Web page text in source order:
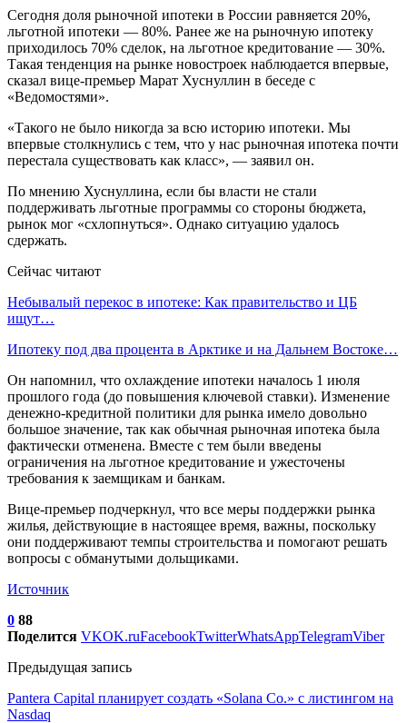
Сегодня доля рыночной ипотеки в России равняется 20%,
льготной ипотеки — 80%. Ранее же на рыночную ипотеку
приходилось 70% сделок, на льготное кредитование — 30%.
Такая тенденция на рынке новостроек наблюдается впервые,
сказал вице-премьер Марат Хуснуллин в беседе с
«Ведомостями».
«Такого не было никогда за всю историю ипотеки. Мы
впервые столкнулись с тем, что у нас рыночная ипотека почти
перестала существовать как класс», — заявил он.
По мнению Хуснуллина, если бы власти не стали
поддерживать льготные программы со стороны бюджета,
рынок мог «схлопнуться». Однако ситуацию удалось
сдержать.
Сейчас читают
Небывалый перекос в ипотеке: Как правительство и ЦБ
ищут…
Ипотеку под два процента в Арктике и на Дальнем Востоке…
Он напомнил, что охлаждение ипотеки началось 1 июля
прошлого года (до повышения ключевой ставки). Изменение
денежно-кредитной политики для рынка имело довольно
большое значение, так как обычная рыночная ипотека была
фактически отменена. Вместе с тем были введены
ограничения на льготное кредитование и ужесточены
требования к заемщикам и банкам.
Вице-премьер подчеркнул, что все меры поддержки рынка
жилья, действующие в настоящее время, важны, поскольку
они поддерживают темпы строительства и помогают решать
вопросы с обманутыми дольщиками.
Источник
0 88
Поделится VKOK.ruFacebookTwitterWhatsAppTelegramViber
Предыдущая запись
Pantera Capital планирует создать «Solana Co.» с листингом на
Nasdaq